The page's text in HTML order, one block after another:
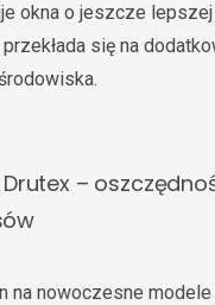
okna o jeszcze
się na
–
na nowoczesne